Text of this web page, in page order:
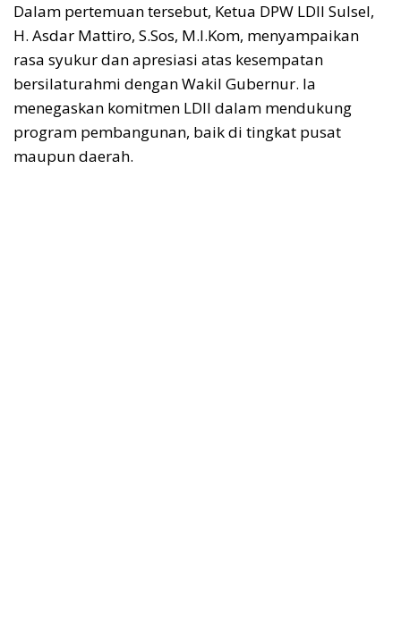
Dalam pertemuan tersebut, Ketua DPW LDII Sulsel,
H. Asdar Mattiro, S.Sos, M.I.Kom, menyampaikan
rasa syukur dan apresiasi atas kesempatan
bersilaturahmi dengan Wakil Gubernur. Ia
menegaskan komitmen LDII dalam mendukung
program pembangunan, baik di tingkat pusat
maupun daerah.